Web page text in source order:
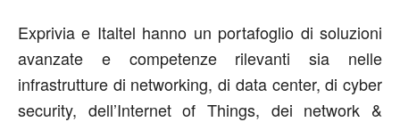
Exprivia e Italtel hanno un portafoglio di soluzioni
avanzate e competenze rilevanti sia nelle
infrastrutture di networking, di data center, di cyber
security, dell’Internet of Things, dei network &